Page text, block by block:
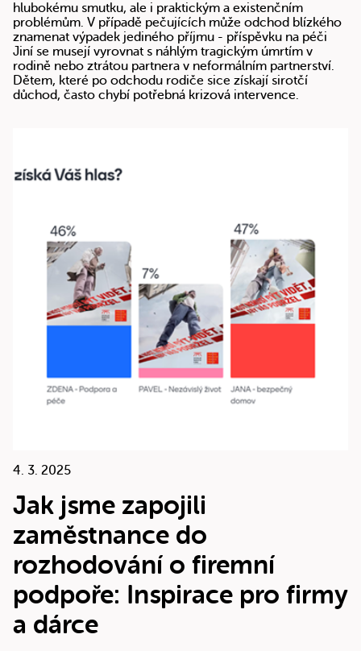
hlubokému smutku, ale i praktickým a existenčním
problémům. V případě pečujících může odchod blízkého
znamenat výpadek jediného příjmu - příspěvku na péči
Jiní se musejí vyrovnat s náhlým tragickým úmrtím v
rodině nebo ztrátou partnera v neformálním partnerství.
Dětem, které po odchodu rodiče sice získají sirotčí
důchod, často chybí potřebná krizová intervence.
4. 3. 2025
Jak jsme zapojili
zaměstnance do
rozhodování o firemní
podpoře: Inspirace pro firmy
a dárce